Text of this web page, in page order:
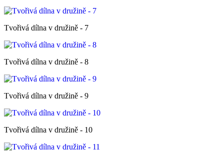
Tvořivá dílna v družině - 7
Tvořivá dílna v družině - 8
Tvořivá dílna v družině - 9
Tvořivá dílna v družině - 10